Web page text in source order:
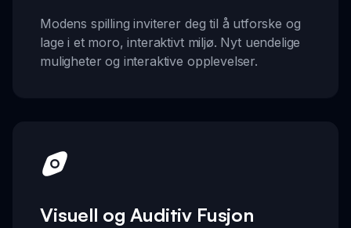
Modens spilling inviterer deg til å utforske og
lage i et moro, interaktivt miljø. Nyt uendelige
muligheter og interaktive opplevelser.
Visuell og Auditiv Fusjon